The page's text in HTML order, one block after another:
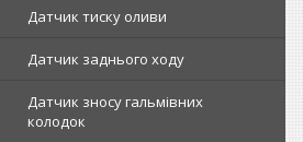
Датчик тиску оливи
Датчик заднього ходу
Датчик зносу гальмівних
колодок